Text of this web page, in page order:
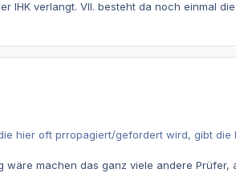
IHK verlangt. Vll. besteht da noch einmal
hier oft prropagiert/gefordert wird, gibt
wäre machen das ganz viele andere